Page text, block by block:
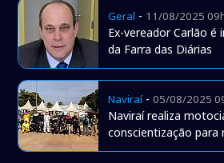
Geral - 11/08/2025
Ex-vereador Carlão
da Farra das Diárias
Naviraí-05/08/2025
Naviraí realiza
conscientização para